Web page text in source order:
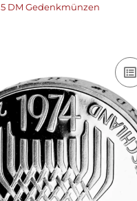
5 DM Gedenkmünzen